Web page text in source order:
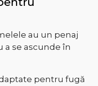
au un penaj
se ascunde în
pentru fugă